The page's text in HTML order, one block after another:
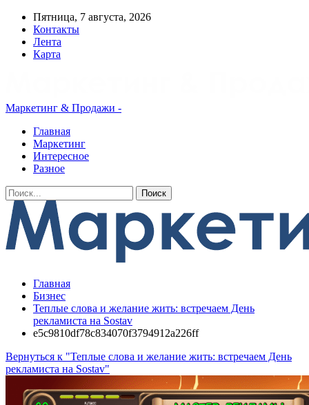
Пятница, 7 августа, 2026
Контакты
Лента
Карта
Маркетинг & Продажи -
Главная
Маркетинг
Интересное
Разное
Главная
Бизнес
Теплые слова и желание жить: встречаем День
рекламиста на Sostav
e5c9810df78c834070f3794912a226ff
Вернуться к "Теплые слова и желание жить: встречаем День
рекламиста на Sostav"